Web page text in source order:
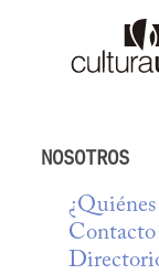
NOSOTROS
¿Quiénes
Contacto